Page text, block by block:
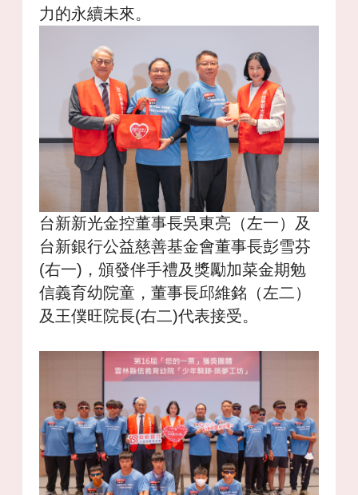
力的永續未來。
台新新光金控董事長吳東亮（左一）及
台新銀行公益慈善基金會董事長彭雪芬
(右一)，頒發伴手禮及獎勵加菜金期勉
信義育幼院童，董事長邱維銘（左二）
及王僕旺院長(右二)代表接受。